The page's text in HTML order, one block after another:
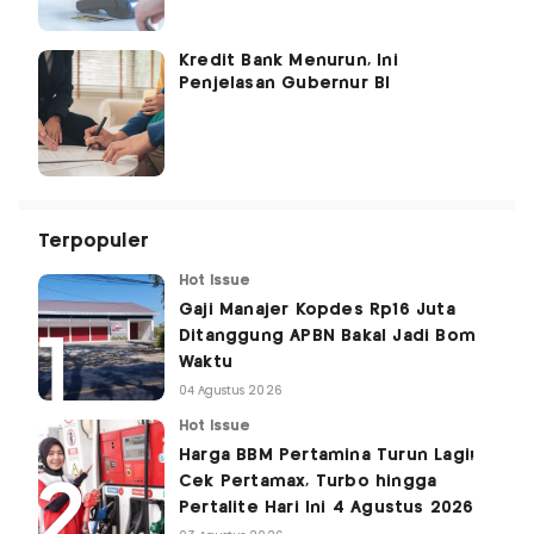
Kredit Bank Menurun, Ini
Penjelasan Gubernur BI
Terpopuler
Hot Issue
Gaji Manajer Kopdes Rp16 Juta
Ditanggung APBN Bakal Jadi Bom
Waktu
04 Agustus 2026
Hot Issue
Harga BBM Pertamina Turun Lagi!
Cek Pertamax, Turbo hingga
Pertalite Hari Ini 4 Agustus 2026